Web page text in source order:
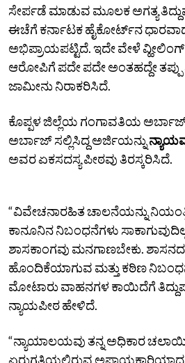
ಸೇರ್ಪಡೆ ಮಾಡುವ ಮೂಲಕ ಅಗತ್ಯ
ಈಚೆಗೆ ಕರ್ನಾಟಕ ಹೈಕೋರ್ಟ್‌ನ
ಅಭಿಪ್ರಾಯಪಟ್ಟಿದೆ. ಇದೇ ವೇಳೆ
ಆರೋಪಿಗೆ ಪದೇ ಪದೇ ಅಂತಹದ್ದೇ ತಪ್ಪು
ಜಾಮೀನು ನಿರಾಕರಿಸಿದೆ.
ಕೊಪ್ಪಳ ಜಿಲ್ಲೆಯ ಗಂಗಾವತಿಯ
ಅರ್ಬಾಜ್‌ ಸಲ್ಲಿಸಿದ್ದ ಅರ್ಜಿಯನ್ನು
ಅವರ ಏಕಸದಸ್ಯ ಪೀಠವು ತಿರಸ್ಕರಿಸಿದೆ.
“ವಿವೇಚನಾರಹಿತ ಚಾಲನೆಯನ್ನು
ಕಾನೂನಿನ ನಿಬಂಧನೆಗಳು
ಶಾಸಕಾಂಗವು ಮನಗಾಣಬೇಕು.
ಹೊಂದಿಕೆಯಾಗುವ ಮತ್ತು ಕಠಿಣ
ಮೋಟಾರು ವಾಹನಗಳ ಕಾಯಿದೆಗೆ
ನ್ಯಾಯಪೀಠ ಹೇಳಿದೆ.
“ನ್ಯಾಯಾಲಯವು ತನ್ನ ಅಧಿಕಾರ
ಏರುಗತಿಯಲ್ಲಿರುವ ಅಪಾಯಕಾರಿಯಾದ